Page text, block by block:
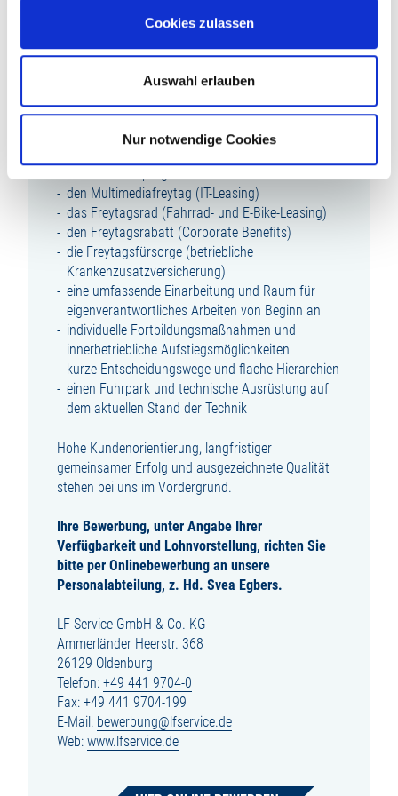
Cookies zulassen
Auswahl erlauben
Nur notwendige Cookies
wachstumsstarken Unternehmen innerhalb der
FREYTAG
die 4-Tage-Woche und ein eigenes
eine attraktive Vergütung sowie
Zusatzleistungen bei Montagetätigkeiten, eine
den Multimediafreytag (IT-Leasing)
das Freytagsrad (Fahrrad- und E-Bike-Leasing)
den Freytagsrabatt (Corporate Benefits)
die Freytagsfürsorge (betriebliche
Krankenzusatzversicherung)
eine umfassende Einarbeitung und Raum für
eigenverantwortliches Arbeiten von Beginn an
individuelle Fortbildungsmaßnahmen und
innerbetriebliche Aufstiegsmöglichkeiten
kurze Entscheidungswege und flache Hierarchien
einen Fuhrpark und technische Ausrüstung auf
dem aktuellen Stand der Technik
Hohe Kundenorientierung, langfristiger
gemeinsamer Erfolg und ausgezeichnete Qualität
stehen bei uns im Vordergrund.
Ihre Bewerbung, unter Angabe Ihrer
Verfügbarkeit und Lohnvorstellung, richten Sie
bitte per Onlinebewerbung an unsere
Personalabteilung, z. Hd. Svea Egbers.
LF Service GmbH & Co. KG
Ammerländer Heerstr. 368
26129 Oldenburg
Telefon: +49 441 9704-0
Fax: +49 441 9704-199
E-Mail: bewerbung@lfservice.de
Web: www.lfservice.de